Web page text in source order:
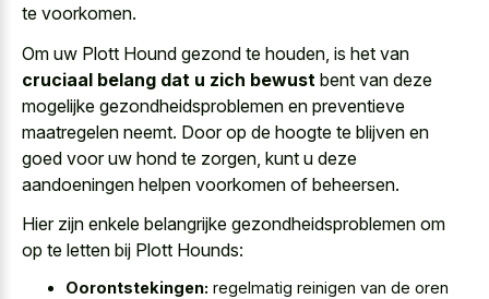
te voorkomen.
Om uw Plott Hound gezond te houden, is het van
cruciaal belang dat u zich bewust bent van deze
mogelijke gezondheidsproblemen en preventieve
maatregelen neemt. Door op de hoogte te blijven en
goed voor uw hond te zorgen, kunt u deze
aandoeningen helpen voorkomen of beheersen.
Hier zijn enkele belangrijke gezondheidsproblemen om
op te letten bij Plott Hounds:
Oorontstekingen: regelmatig reinigen van de oren